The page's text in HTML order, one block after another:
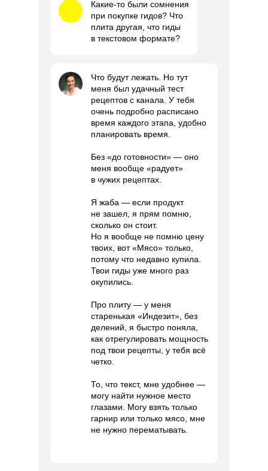
Какие-то были сомнения
при покупке гидов? Что
плита другая, что гиды
в текстовом формате?
Что будут лежать. Но тут
меня был удачный тест
рецептов с канала. У тебя
очень подробно расписано
время каждого этапа, удобно
планировать время.
Без «до готовности» — оно
меня вообще «радует»
в чужих рецептах.
Я жаба — если продукт
не зашел, я прям помню,
сколько он стоит.
Но я вообще не помню цену
твоих, вот «Мясо» только,
потому что недавно купила.
Твои гиды уже много раз
окупились.
Про плиту — у меня
старенькая «Индезит», без
делений, я быстро поняла,
как отрегулировать мощность
под твои рецепты, у тебя всё
четко.
То, что текст, мне удобнее —
могу найти нужное место
глазами. Могу взять только
гарнир или только мясо, мне
не нужно перематывать.